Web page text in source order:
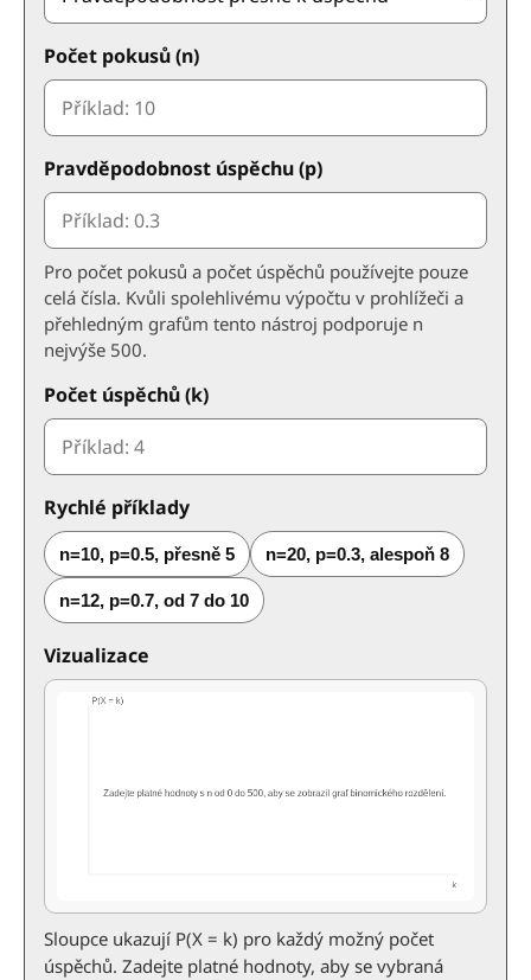
Počet pokusů (n)
Pravděpodobnost úspěchu (p)
Pro počet pokusů a počet úspěchů používejte pouze
celá čísla. Kvůli spolehlivému výpočtu v prohlížeči a
přehledným grafům tento nástroj podporuje n
nejvýše 500.
Počet úspěchů (k)
Rychlé příklady
n=10, p=0.5, přesně 5 n=20, p=0.3, alespoň 8
n=12, p=0.7, od 7 do 10
Vizualizace
Sloupce ukazují P(X = k) pro každý možný počet
úspěchů. Zadejte platné hodnoty, aby se vybraná